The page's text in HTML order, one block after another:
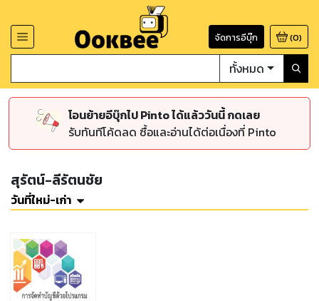
จัดการอีบุ๊ก (0)
ทั้งหมด
โอนย้ายอีบุ๊กไป Pinto ได้แล้ววันนี้ กดเลย
รับทันทีโค้ดลด ซื้อและอ่านได้ต่อเนื่องที่ Pinto
สุรัตน์-ลีรัตนชัย
วันที่ใหม่-เก่า